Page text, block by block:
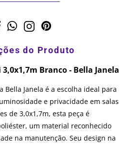
Branco - Bella Janela
Bella Janela é a escolha ideal para
e privacidade em salas
de 3,0x1,7m, esta peça é
um material reconhecido
na manutenção. Seu design na